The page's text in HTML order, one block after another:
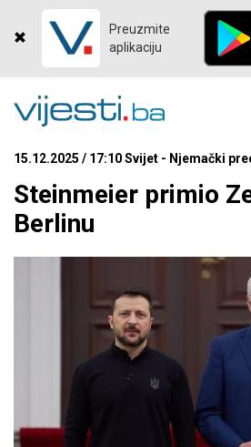
Preuzmite
aplikaciju
15.12.2025 / 17:10 Svijet - Njemački
Steinmeier primio
Berlinu